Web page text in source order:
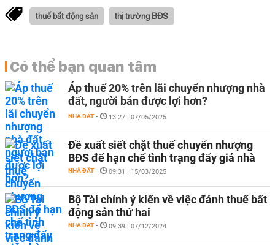
thuế bất động sản thị trường BĐS
Có thể bạn quan tâm
Áp thuế 20% trên lãi chuyển nhượng nhà
đất, người bán được lợi hơn?
NHÀ ĐẤT - 13:27 | 07/05/2025
Đề xuất siết chặt thuế chuyển nhượng
BĐS để hạn chế tình trạng đẩy giá nhà
NHÀ ĐẤT - 09:31 | 15/03/2025
Bộ Tài chính ý kiến về việc đánh thuế bất
động sản thứ hai
NHÀ ĐẤT - 09:39 | 07/12/2024